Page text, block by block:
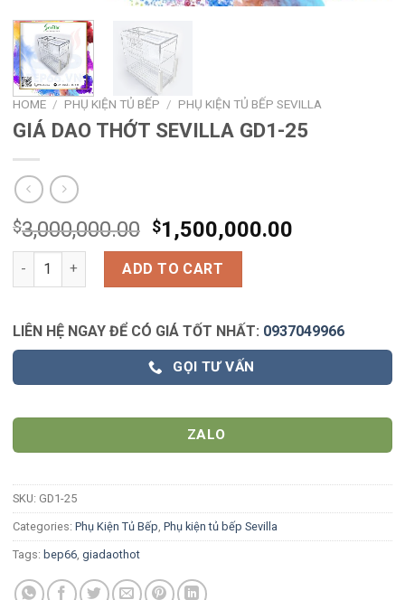
HOME / PHỤ KIỆN TỦ BẾP / PHỤ KIỆN TỦ BẾP SEVILLA
GIÁ DAO THỚT SEVILLA GD1-25
$3,000,000.00 $1,500,000.00
GIÁ DAO THỚT SEVILLA GD1-25 quantity
ADD TO CART
LIÊN HỆ NGAY ĐỂ CÓ GIÁ TỐT NHẤT: 0937049966
GỌI TƯ VẤN
ZALO
SKU: GD1-25
Categories: Phụ Kiện Tủ Bếp Phụ kiện tủ bếp Sevilla
Tags: bep66 giadaothot